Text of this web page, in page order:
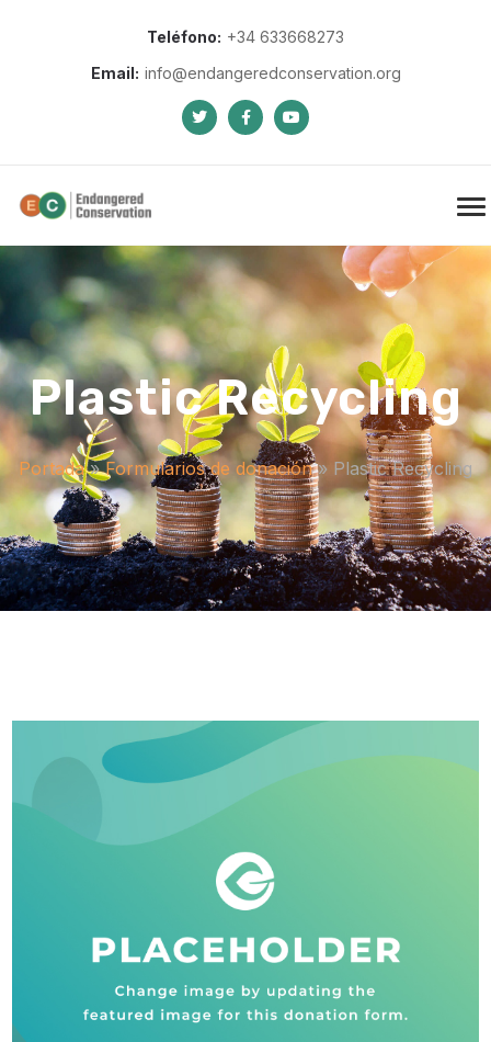
Teléfono: +34 633668273
Email: info@endangeredconservation.org
Plastic Recycling
Portada»Formularios de donación» Plastic Recycling